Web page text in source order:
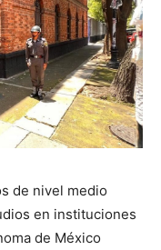
de nivel medio
en instituciones
de México